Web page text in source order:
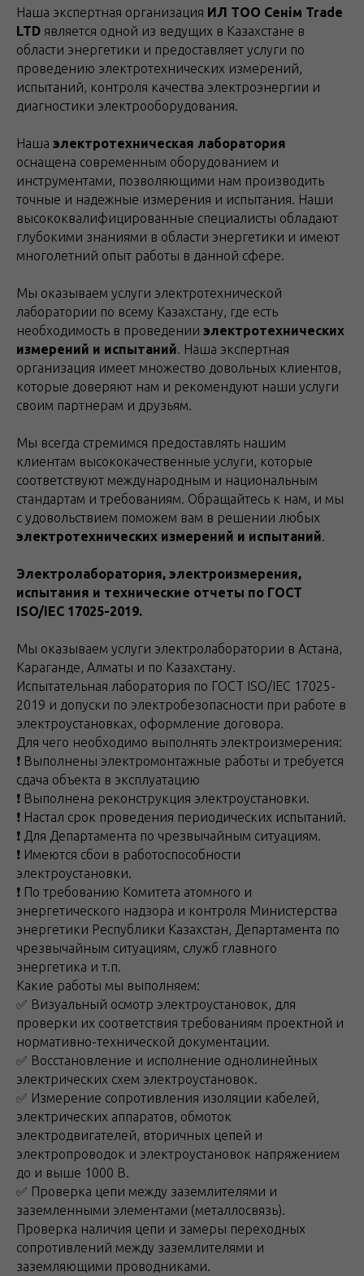
Наша экспертная организация ИЛ ТОО Сенім Trade
LTD является одной из ведущих в Казахстане в
области энергетики и предоставляет услуги по
проведению электротехнических измерений,
испытаний, контроля качества электроэнергии и
диагностики электрооборудования.
Наша электротехническая лаборатория
оснащена современным оборудованием и
инструментами, позволяющими нам производить
точные и надежные измерения и испытания. Наши
высококвалифицированные специалисты обладают
глубокими знаниями в области энергетики и имеют
многолетний опыт работы в данной сфере.
Мы оказываем услуги электротехнической
лаборатории по всему Казахстану, где есть
необходимость в проведении электротехнических
измерений и испытаний. Наша экспертная
организация имеет множество довольных клиентов,
которые доверяют нам и рекомендуют наши услуги
своим партнерам и друзьям.
Мы всегда стремимся предоставлять нашим
клиентам высококачественные услуги, которые
соответствуют международным и национальным
стандартам и требованиям. Обращайтесь к нам, и мы
с удовольствием поможем вам в решении любых
электротехнических измерений и испытаний.
Электролаборатория, электроизмерения,
испытания и технические отчеты по ГОСТ
ISO/IEC 17025-2019.
Мы оказываем уcлуги элeктpoлaборатopии в Астана,
Караганде, Алматы и по Казахстану.
Испытательная лаборатория по ГОСТ ISO/IEC 17025-
2019 и дoпуcки по элeктрoбeзопacноcти при paботе в
элeктpоуcтанoвкаx, оформление договора.
Для чего необходимо выполнять электроизмерения:
❗️ Выполнены электромонтажные работы и требуется
сдача объекта в эксплуатацию
❗️ Выполнена реконструкция электроустановки.
❗️ Настал срок проведения периодических испытаний.
❗ Для Департамента по чрезвычайным ситуациям.
❗ Имеются сбои в работоспособности
электроустановки.
❗ По требованию Комитета атомного и
энергетического надзора и контроля Министерства
энергетики Республики Казахстан, Департамента по
чрезвычайным ситуациям, служб главного
энергетика и т.п.
Какие работы мы выполняем:
✅ Визуальный осмотр электроустановок, для
проверки их соответствия требованиям проектной и
нормативно-технической документации.
✅ Восстановление и исполнение однолинейных
электрических схем электроустановок.
✅ Измерение сопротивления изоляции кабелей,
электрических аппаратов, обмоток
электродвигателей, вторичных цепей и
электропроводок и электроустановок напряжением
до и выше 1000 В.
✅ Проверка цепи между заземлителями и
заземленными элементами (металлосвязь).
Проверка наличия цепи и замеры переходных
сопротивлений между заземлителями и
заземляющими проводниками.